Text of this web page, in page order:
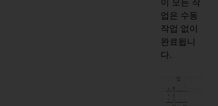
이 모든 작
업은 수동
작업 없이
완료됩니
다.